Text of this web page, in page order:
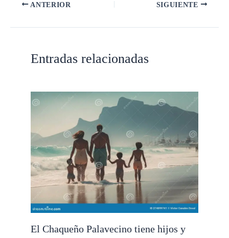
ANTERIOR SIGUIENTE
Entradas relacionadas
El Chaqueño Palavecino tiene hijos y